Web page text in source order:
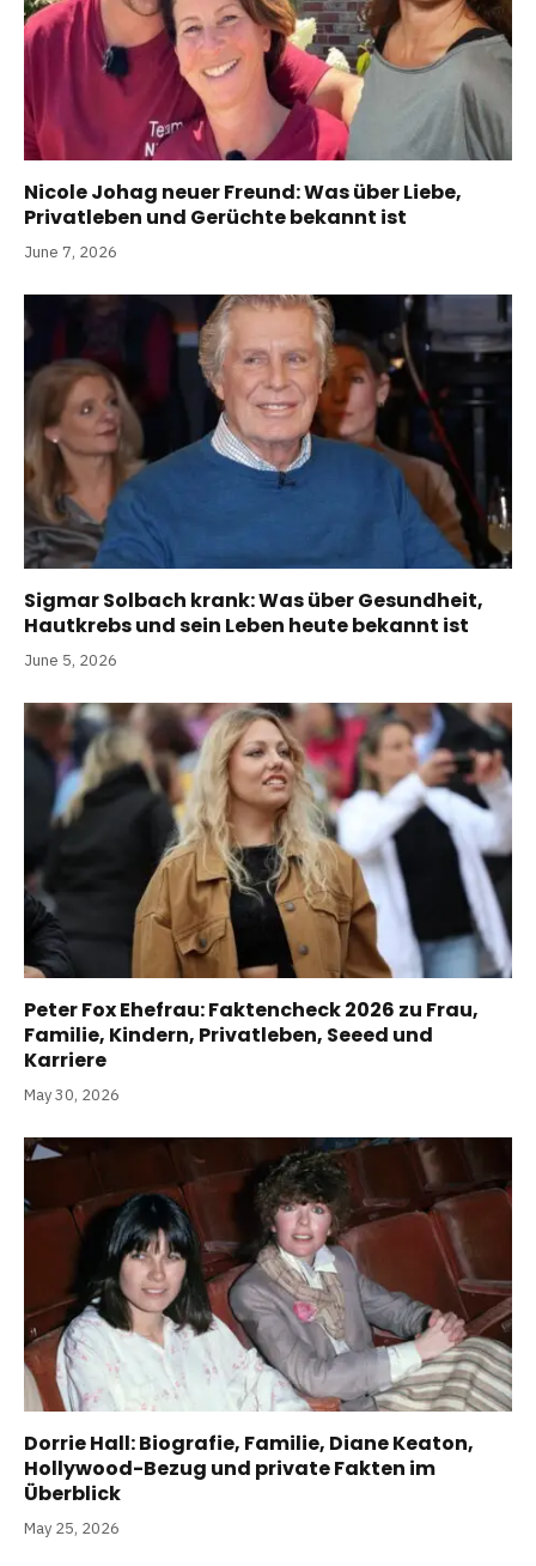
Nicole Johag neuer Freund: Was über Liebe,
Privatleben und Gerüchte bekannt ist
June 7, 2026
Sigmar Solbach krank: Was über Gesundheit,
Hautkrebs und sein Leben heute bekannt ist
June 5, 2026
Peter Fox Ehefrau: Faktencheck 2026 zu Frau,
Familie, Kindern, Privatleben, Seeed und
Karriere
May 30, 2026
Dorrie Hall: Biografie, Familie, Diane Keaton,
Hollywood-Bezug und private Fakten im
Überblick
May 25, 2026